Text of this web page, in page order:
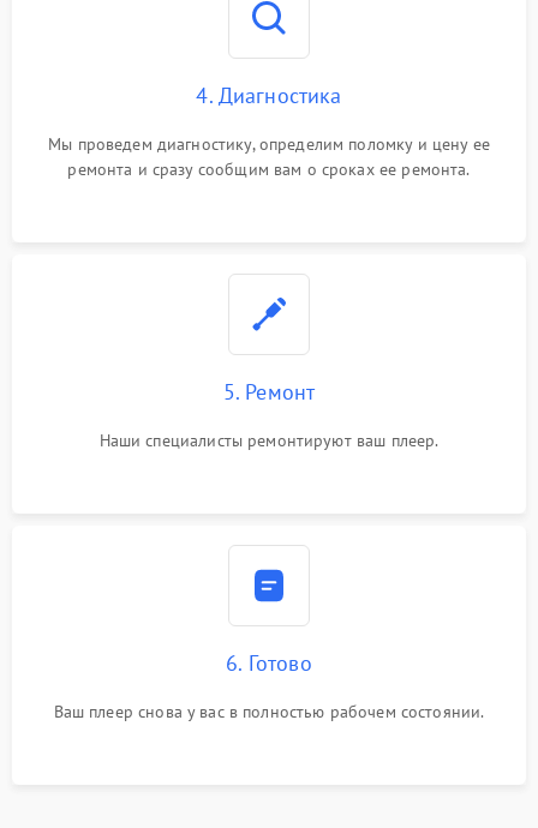
4. Диагностика
Мы проведем диагностику, определим поломку и цену ее
ремонта и сразу сообщим вам о сроках ее ремонта.
5. Ремонт
Наши специалисты ремонтируют ваш плеер.
6. Готово
Ваш плеер снова у вас в полностью рабочем состоянии.